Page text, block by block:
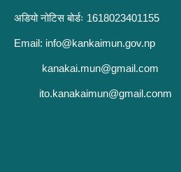
अडियो नोटिस बोर्डः 1618023401155
Email: info@kankaimun.gov.np
kanakai.mun@gmail.com
ito.kanakaimun@gmail.conm